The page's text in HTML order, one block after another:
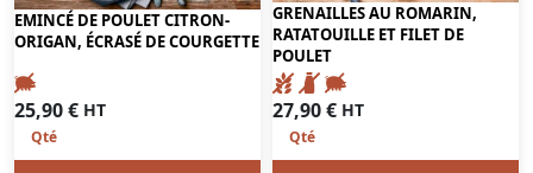
EMINCÉ DE POULET CITRON-
ORIGAN, ÉCRASÉ DE COURGETTE
25,90€ HT
GRENAILLES AU ROMARIN,
RATATOUILLE ET FILET DE
POULET
27,90€ HT